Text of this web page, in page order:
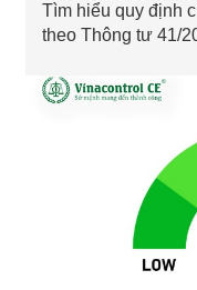
Tìm hiểu quy định
theo Thông tư 41/